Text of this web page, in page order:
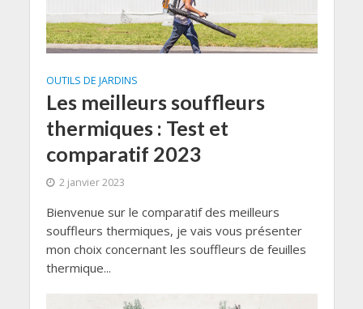
OUTILS DE JARDINS
Les meilleurs souffleurs
thermiques : Test et
comparatif 2023
2 janvier 2023
Bienvenue sur le comparatif des meilleurs
souffleurs thermiques, je vais vous présenter
mon choix concernant les souffleurs de feuilles
thermique...